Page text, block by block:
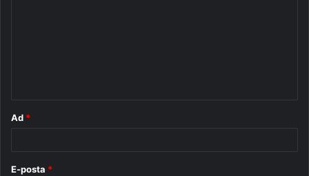
Ad *
E-posta *